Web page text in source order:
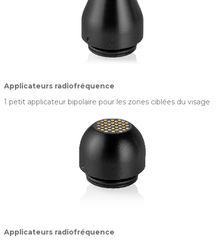
Applicateurs radiofréquence
1 petit applicateur bipolaire pour les zones ciblées du visage
Applicateurs radiofréquence